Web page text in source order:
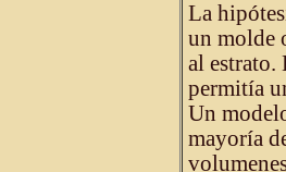
La
un molde
al estrato.
permitía
Un
mayoría